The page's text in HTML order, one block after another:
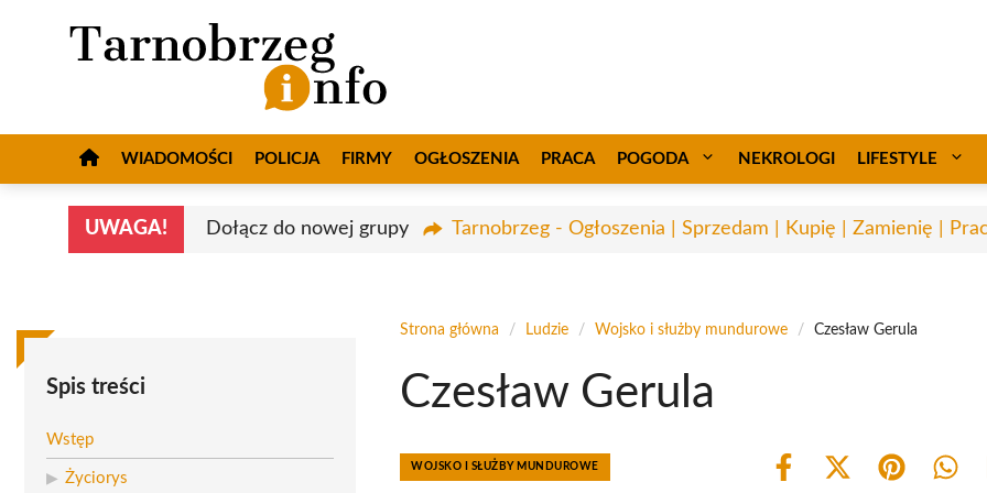
WIADOMOŚCI POLICJA FIRMY OGŁOSZENIA PRACA POGODA NEKROLOGI LIFESTYLE
UWAGA! Dołącz do nowej grupy Tarnobrzeg - Ogłoszenia | Sprzedam | Kupię | Zamienię |
Spis treści
Wstęp
Życiorys
Strona główna / Ludzie / Wojsko i służby mundurowe / Czesław Gerula
Czesław Gerula
WOJSKO I SŁUŻBY MUNDUROWE
Share
Share Share Share